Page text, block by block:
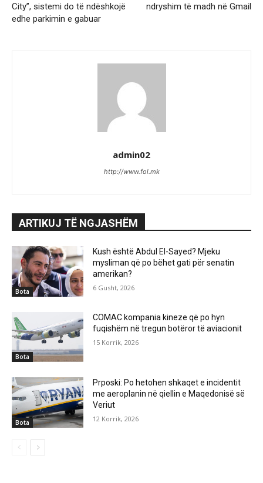
City”, sistemi do të ndëshkojë
edhe parkimin e gabuar
ndryshim të madh në Gmail
admin02
http://www.fol.mk
ARTIKUJ TË NGJASHËM
Bota
Kush është Abdul El-Sayed? Mjeku
mysliman që po bëhet gati për senatin
amerikan?
6 Gusht, 2026
Bota
COMAC kompania kineze që po hyn
fuqishëm në tregun botëror të aviacionit
15 Korrik, 2026
Bota
Prposki: Po hetohen shkaqet e incidentit
me aeroplanin në qiellin e Maqedonisë së
Veriut
12 Korrik, 2026